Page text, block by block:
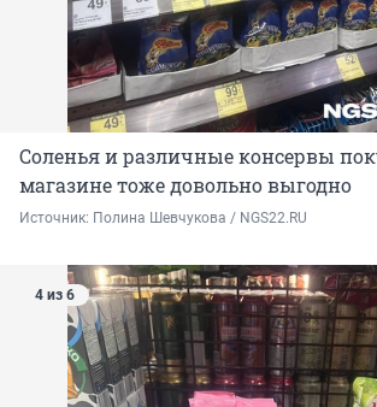
Соленья и различные консервы
магазине тоже довольно выгодно
Источник: Полина Шевчукова / NGS22.RU
4 из 6